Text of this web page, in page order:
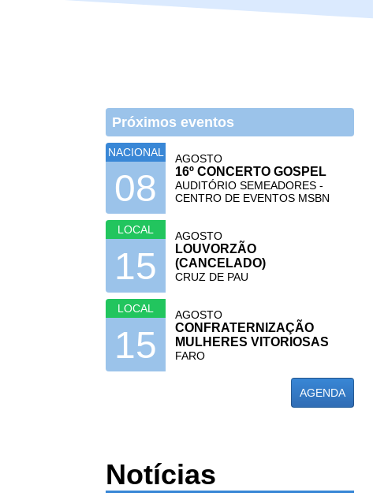
Próximos eventos
NACIONAL
08
AGOSTO
16º CONCERTO GOSPEL
AUDITÓRIO SEMEADORES -
CENTRO DE EVENTOS MSBN
LOCAL
15
AGOSTO
LOUVORZÃO
(CANCELADO)
CRUZ DE PAU
LOCAL
15
AGOSTO
CONFRATERNIZAÇÃO
MULHERES VITORIOSAS
FARO
AGENDA
Notícias